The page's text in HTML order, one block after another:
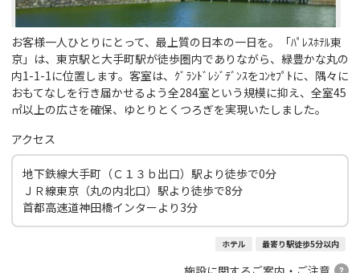
お客様一人ひとりにとって、最上質の日本の一日を。「ﾊﾟﾚｽﾎﾃﾙ東
京」は、東京駅と大手町駅が徒歩圏内でありながら、緑豊かな丸の
内1-1-1に位置します。客室は、ｸﾞﾗﾝﾄﾞﾚｼﾞﾃﾞﾝｽをｺﾝｾﾌﾟﾄに、隅々に
おもてなしを行き届かせるよう全284室という規模に抑え、全室45
㎡以上の広さを確保、ゆとりとくつろぎを実現いたしました。
アクセス
地下鉄線大手町（Ｃ１３ｂ出口）駅より徒歩で0分
ＪＲ線東京（丸の内北口）駅より徒歩で8分
首都高速道神田橋インターより3分
ホテル 最寄り駅徒歩5分以内